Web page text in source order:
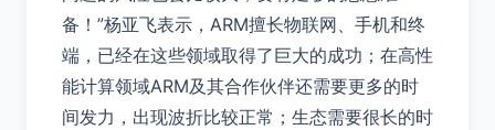
备！”杨亚飞表示，ARM擅长物联网、手机和终
端，已经在这些领域取得了巨大的成功；在高性
能计算领域ARM及其合作伙伴还需要更多的时
间发力，出现波折比较正常；生态需要很长的时